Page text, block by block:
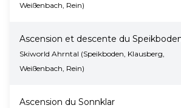
Weißenbach, Rein)
Ascension et descente du
Skiworld Ahrntal (Speikboden, Klausberg,
Weißenbach, Rein)
Ascension du Sonnklar